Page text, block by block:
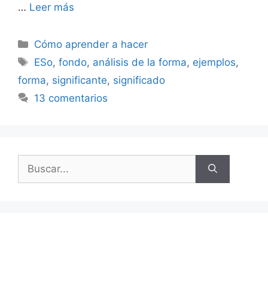
… Leer más
Categorías
Cómo aprender a hacer
Etiquetas
ESo,fondo, análisis de la forma, ejemplos,
forma, significante, significado
13 comentarios
Buscar: